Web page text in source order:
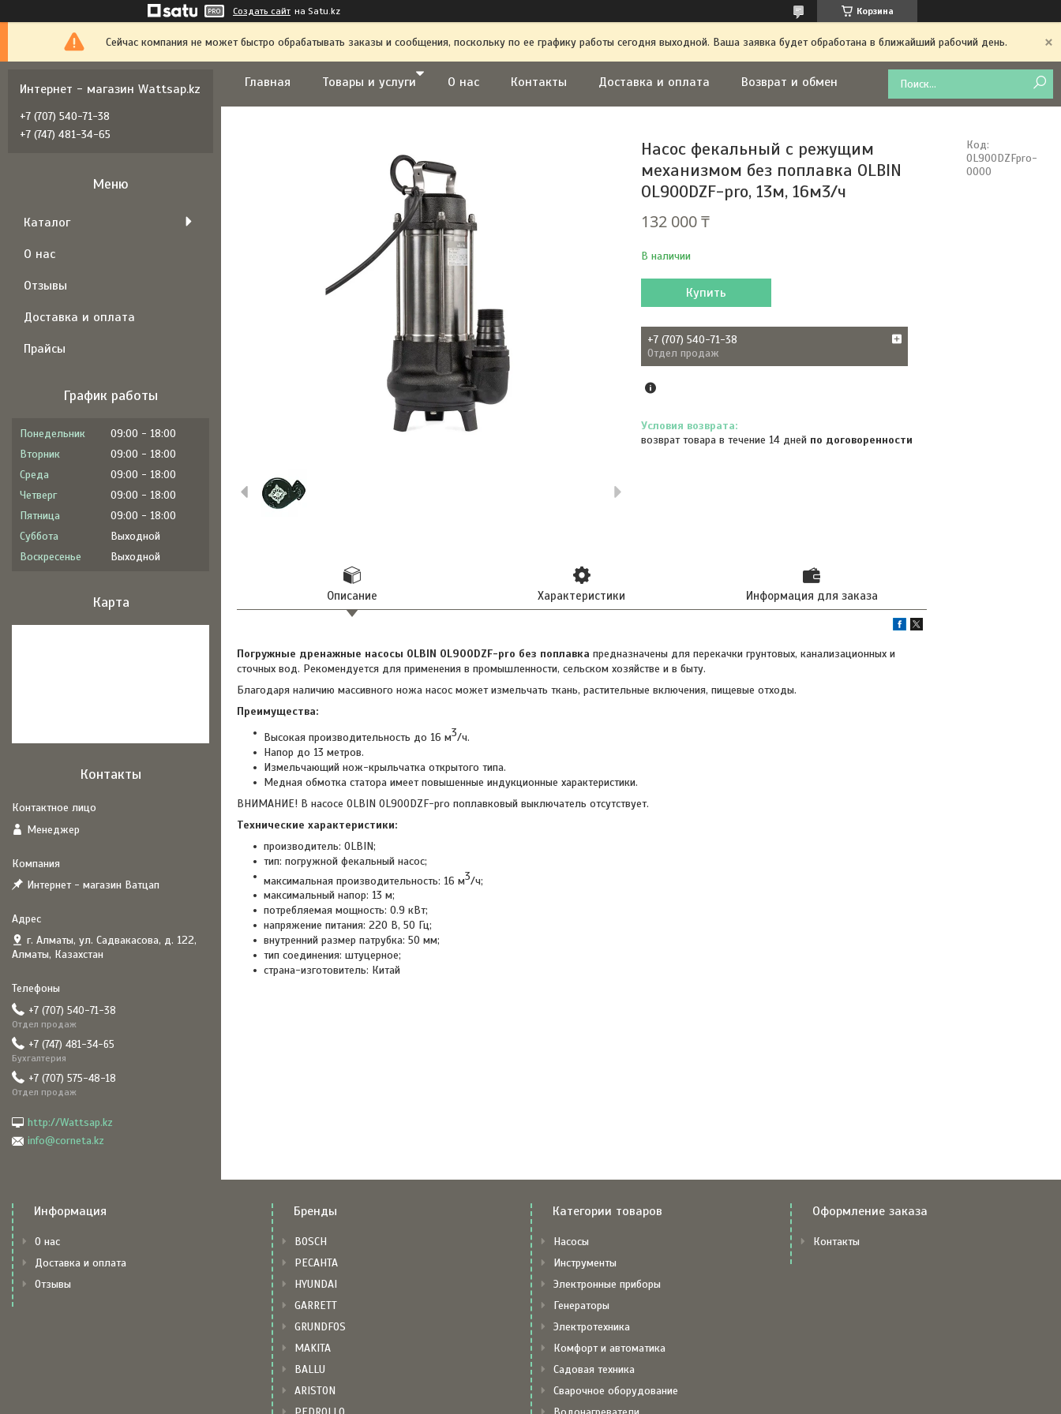
Создать сайт на Satu.kz Корзина
Сейчас компания не может быстро обрабатывать заказы и сообщения, поскольку по ее графику работы сегодня выходной. Ваша заявка будет обработана в ближайший рабочий день.
Главная Товары и услуги О нас Контакты Доставка и оплата Возврат и обмен
Насос фекальный с режущим
механизмом без поплавка OLBIN
OL900DZF-pro, 13м, 16м3/ч
132 000 ₸
В наличии
Код:
OL900DZFpro-
0000
Купить
+7 (707) 540-71-38
Отдел продаж
возврат товара в течение 14 дней по договоренности
Описание Характеристики Информация для заказа
Погружные дренажные насосы OLBIN OL900DZF-pro без поплавка предназначены для перекачки грунтовых, канализационных и
сточных вод. Рекомендуется для применения в промышленности, сельском хозяйстве и в быту.
Благодаря наличию массивного ножа насос может измельчать ткань, растительные включения, пищевые отходы.
Преимущества:
Высокая производительность до 16 м3/ч.
Напор до 13 метров.
Измельчающий нож-крыльчатка открытого типа.
Медная обмотка статора имеет повышенные индукционные характеристики.
ВНИМАНИЕ! В насосе OLBIN OL900DZF-pro поплавковый выключатель отсутствует.
Технические характеристики:
производитель: OLBIN;
тип: погружной фекальный насос;
максимальная производительность: 16 м3/ч;
максимальный напор: 13 м;
потребляемая мощность: 0.9 кВт;
напряжение питания: 220 В, 50 Гц;
внутренний размер патрубка: 50 мм;
тип соединения: штуцерное;
страна-изготовитель: Китай
Интернет - магазин Wattsap.kz
+7 (707) 540-71-38
+7 (747) 481-34-65
Каталог
О нас
Отзывы
Доставка и оплата
Прайсы
График работы
Понедельник 09:00
18:00
Вторник
09:00
18:00
Среда
09:00
18:00
Четверг
09:00
18:00
Пятница
09:00
18:00
Суббота
Выходной
Воскресенье
Выходной
Карта
Контакты
Менеджер
Интернет - магазин Ватцап
г. Алматы, ул. Садвакасова, д. 122,
Алматы, Казахстан
+7 (707) 540-71-38
Отдел продаж
+7 (747) 481-34-65
Бухгалтерия
+7 (707) 575-48-18
Отдел продаж
http://Wattsap.kz
info@corneta.kz
Информация
О нас
Доставка и оплата
Отзывы
Бренды
BOSCH
РЕСАНТА
HYUNDAI
GARRETT
GRUNDFOS
MAKITA
BALLU
ARISTON
Категории товаров
Насосы
Инструменты
Электронные приборы
Генераторы
Электротехника
Комфорт и автоматика
Садовая техника
Сварочное оборудование
Оформление заказа
Контакты